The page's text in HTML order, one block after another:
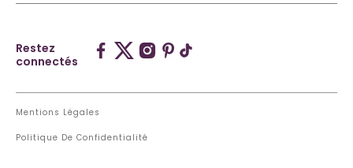
Restez
connectés
Mentions Légales
Politique De Confidentialité